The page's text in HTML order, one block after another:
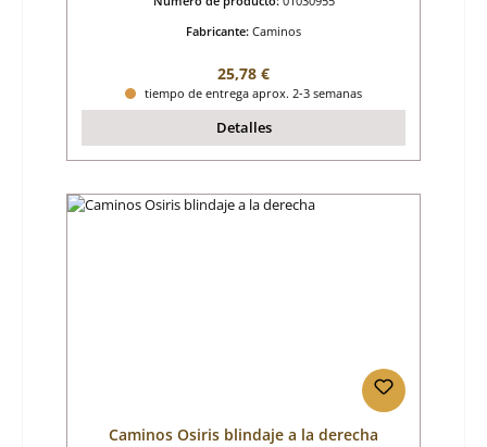
Fabricante: Caminos
Precio normal:
25,78 €
tiempo de entrega aprox. 2-3 semanas
Detalles
Caminos Osiris blindaje a la derecha